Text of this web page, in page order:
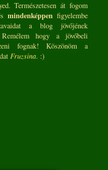
Természetesen át fogom
mindenképpen figyelembe
a blog jövőjének
Remélem hogy a jövőbeli
fognak! Köszönöm a
Fruzsina. :)